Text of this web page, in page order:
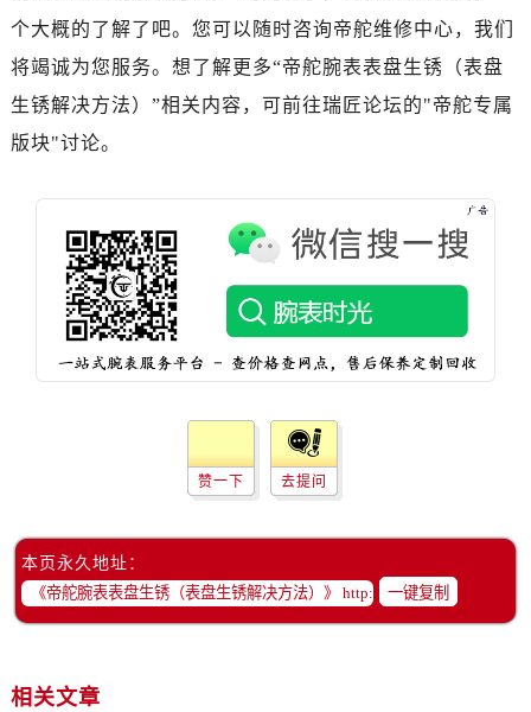
个大概的了解了吧。您可以随时咨询帝舵维修中心，我们
将竭诚为您服务。想了解更多“帝舵腕表表盘生锈（表盘
生锈解决方法）”相关内容，可前往瑞匠论坛的"帝舵专属
版块"讨论。
赞一下 去提问
本页永久地址：
一键复制
相关文章